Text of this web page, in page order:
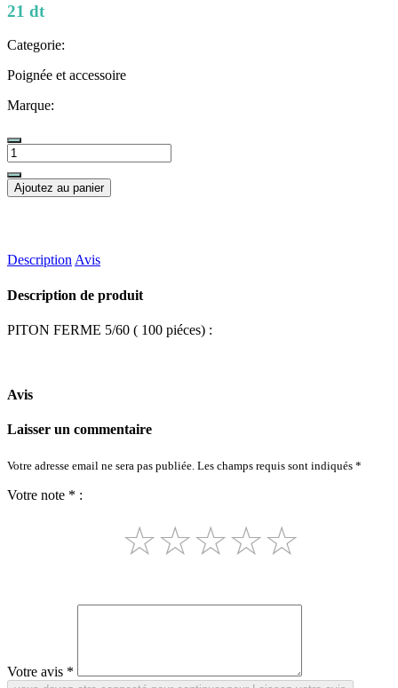
21 dt
Categorie:
Poignée et accessoire
Marque:
Ajoutez au panier
Description Avis
Description de produit
PITON FERME 5/60 ( 100 piéces) :
Avis
Laisser un commentaire
Votre adresse email ne sera pas publiée. Les champs requis sont indiqués *
Votre note * :
☆
☆
☆
☆
☆
Votre avis *